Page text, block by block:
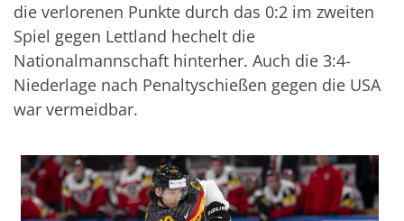
die verlorenen Punkte durch das 0:2 im zweiten
Spiel gegen Lettland hechelt die
Nationalmannschaft hinterher. Auch die 3:4-
Niederlage nach Penaltyschießen gegen die USA
war vermeidbar.